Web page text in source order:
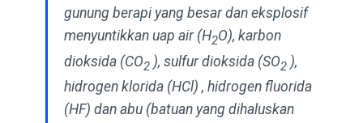
gunung berapi yang besar dan eksplosif
menyuntikkan uap air (H2O), karbon
dioksida (CO2 ), sulfur dioksida (SO2 ),
hidrogen klorida (HCl) , hidrogen fluorida
(HF) dan abu (batuan yang dihaluskan